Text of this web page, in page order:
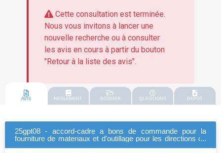
provence mediterranee, en groupement de
commande avec l'esad en 2 lots
Cette consultation est terminée.
Nous vous invitons à lancer une
nouvelle recherche ou à consulter
les avis en cours à partir du bouton
"Retour à la liste des avis".
AVIS REGLEMENT DOSSIER QUESTIONS DEPOT
25gpt08 - accord-cadre a bons de commande pour la
fourniture de materiaux et d'outillage pour les directions de